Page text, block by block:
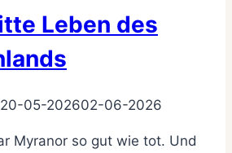
Leben des
20-05-202602-06-2026
Myranor so gut wie tot. Und